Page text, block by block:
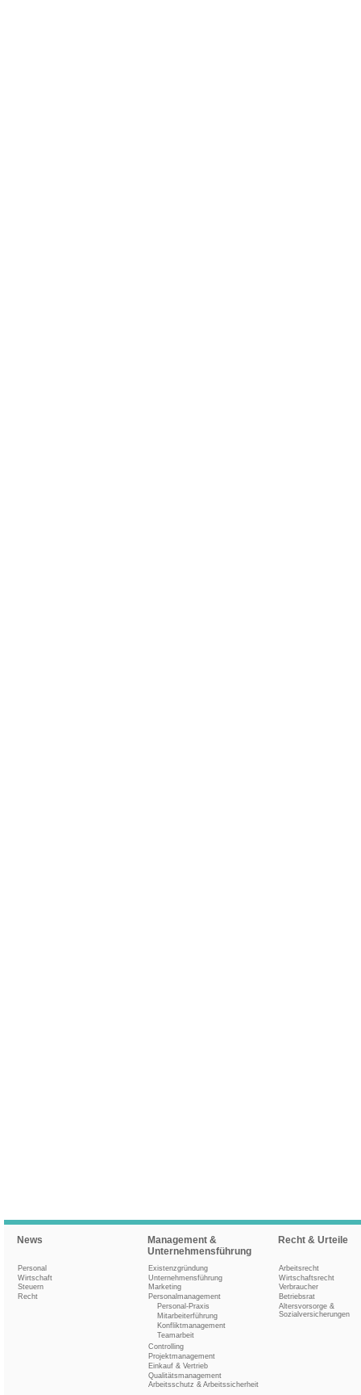
News
Personal
Wirtschaft
Steuern
Recht
Management &
Unternehmensführung
Existenzgründung
Unternehmensführung
Marketing
Personalmanagement
Personal-Praxis
Mitarbeiterführung
Konfliktmanagement
Teamarbeit
Controlling
Projektmanagement
Einkauf & Vertrieb
Qualitätsmanagement
Arbeitsschutz & Arbeitssicherheit
Recht & Urteile
Arbeitsrecht
Wirtschaftsrecht
Verbraucher
Betriebsrat
Altersvorsorge &
Sozialversicherungen